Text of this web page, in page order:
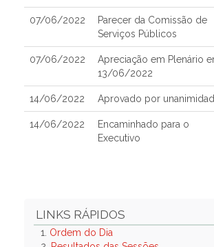
07/06/2022
Parecer da Comissão de
Serviços Públicos
07/06/2022
Apreciação em Plenário
13/06/2022
14/06/2022 Aprovado por
14/06/2022
Encaminhado para o
Executivo
LINKS RÁPIDOS
1. Ordem do Dia